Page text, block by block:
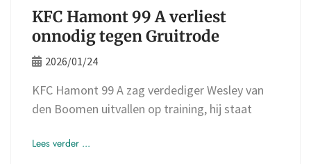
KFC Hamont 99 A verliest
onnodig tegen Gruitrode
2026/01/24
KFC Hamont 99 A zag verdediger Wesley van
den Boomen uitvallen op training, hij staat
Lees verder ...